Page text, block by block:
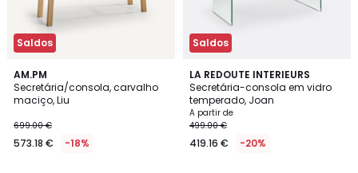
Saldos
AM.PM
Secretária/consola, carvalho
maciço, Liu
699.00 €
573.18 € -18%
4,3
/ 5
Saldos
LA REDOUTE INTERIEURS
Secretária-consola em vidro
temperado, Joan
A partir de
499.00 €
419.16 € -20%
4,9
/ 5
2
Cores